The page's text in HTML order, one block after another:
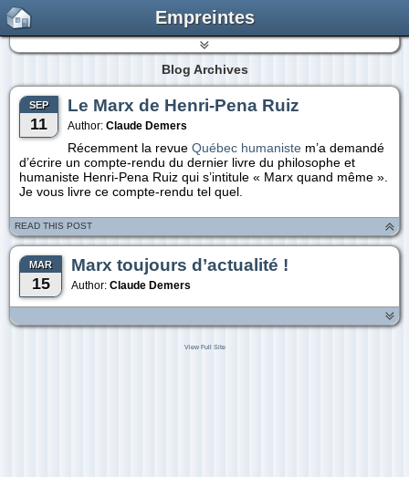
Empreintes
Blog Archives
SEP
11
Le Marx de Henri-Pena Ruiz
Author: Claude Demers
Récemment la revue Québec humaniste m’a demandé
d’écrire un compte-rendu du dernier livre du philosophe et
humaniste Henri-Pena Ruiz qui s’intitule « Marx quand même ».
Je vous livre ce compte-rendu tel quel.
READ THIS POST
MAR
15
Marx toujours d’actualité !
Author: Claude Demers
View Full Site